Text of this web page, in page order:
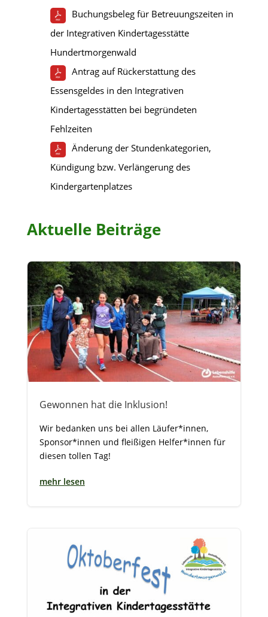
Buchungsbeleg für Betreuungszeiten in
der Integrativen Kindertagesstätte
Hundertmorgenwald
Antrag auf Rückerstattung des
Essensgeldes in den Integrativen
Kindertagesstätten bei begründeten
Fehlzeiten
Änderung der Stundenkategorien,
Kündigung bzw. Verlängerung des
Kindergartenplatzes
Aktuelle Beiträge
Gewonnen hat die Inklusion!
Wir bedanken uns bei allen Läufer*innen,
Sponsor*innen und fleißigen Helfer*innen für
diesen tollen Tag!
mehr lesen